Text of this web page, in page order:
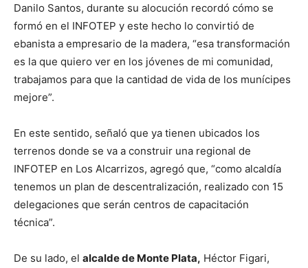
Danilo Santos, durante su alocución recordó cómo se
formó en el INFOTEP y este hecho lo convirtió de
ebanista a empresario de la madera, “esa transformación
es la que quiero ver en los jóvenes de mi comunidad,
trabajamos para que la cantidad de vida de los munícipes
mejore”.
En este sentido, señaló que ya tienen ubicados los
terrenos donde se va a construir una regional de
INFOTEP en Los Alcarrizos, agregó que, “como alcaldía
tenemos un plan de descentralización, realizado con 15
delegaciones que serán centros de capacitación
técnica”.
De su lado, el alcalde de Monte Plata, Héctor Figari,